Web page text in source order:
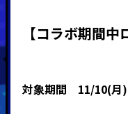
【コラボ期間中
対象期間 11/10(